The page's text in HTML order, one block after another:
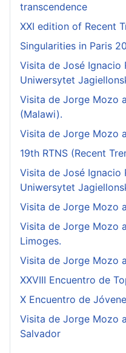
transcendence
XXI edition of Recent
Singularities in Paris
Visita de José Ignacio
Uniwersytet
Visita de Jorge Mozo
(Malawi).
Visita de Jorge Mozo
19th RTNS (Recent
Visita de José Ignacio
Uniwersytet
Visita de Jorge Mozo
Visita de Jorge Mozo
Limoges.
Visita de Jorge Mozo
XXVIII Encuentro de
X Encuentro de
Visita de Jorge Mozo
Salvador